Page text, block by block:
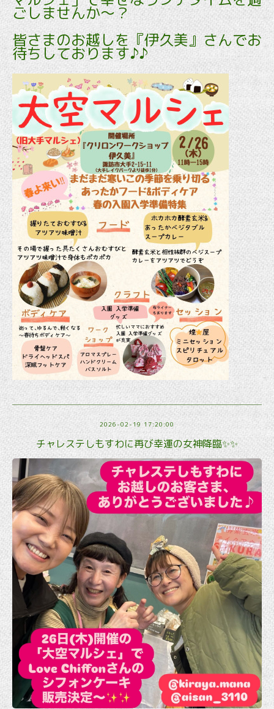
ごしませんか～？
皆さまのお越しを『伊久美』さんでお
待ちしております♪♪
2026-02-19 17:20:00
チャレステしもすわに再び幸運の女神降臨✨✨